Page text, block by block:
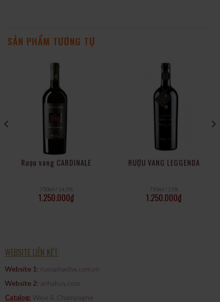
SẢN PHẨM TƯƠNG TỰ
Rượu vang CARDINALE
750ml / 14,5%
1.250.000₫
RƯỢU VANG LEGGENDA
750ml / 15%
1.250.000₫
WEBSITE LIÊN KẾT:
Website 1: ruouphache.com.vn
Website 2: anhahuy.com
Catalog: Wine & Champagne